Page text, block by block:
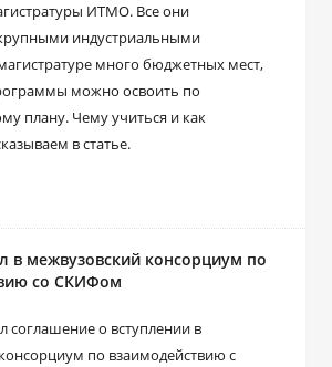
ИТМО. Все они
индустриальными
много бюджетных мест,
можно освоить по
плану. Чему учиться и как
в статье.
в межвузовский консорциум по
со СКИФом
о вступлении в
по взаимодействию с